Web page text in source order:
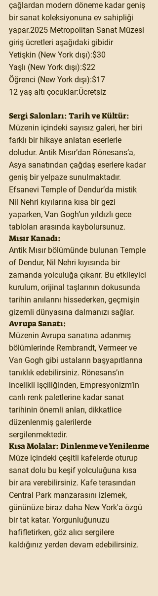
çağlardan modern döneme kadar geniş
bir sanat koleksiyonuna ev sahipliği
yapar.2025 Metropolitan Sanat Müzesi
giriş ücretleri aşağıdaki gibidir
Yetişkin (New York dışı):$30
Yaşlı (New York dışı):$22
Öğrenci (New York dışı):$17
12 yaş altı çocuklar:Ücretsiz
Sergi Salonları: Tarih ve Kültür:
Müzenin içindeki sayısız galeri, her biri
farklı bir hikaye anlatan eserlerle
doludur. Antik Mısır’dan Rönesans’a,
Asya sanatından çağdaş eserlere kadar
geniş bir yelpaze sunulmaktadır.
Efsanevi Temple of Dendur’da mistik
Nil Nehri kıyılarına kısa bir gezi
yaparken, Van Gogh’un yıldızlı gece
tabloları arasında kaybolursunuz.
Mısır Kanadı:
Antik Mısır bölümünde bulunan Temple
of Dendur, Nil Nehri kıyısında bir
zamanda yolculuğa çıkarır. Bu etkileyici
kurulum, orijinal taşlarının dokusunda
tarihin anılarını hissederken, geçmişin
gizemli dünyasına dalmanızı sağlar.
Avrupa Sanatı:
Müzenin Avrupa sanatına adanmış
bölümlerinde Rembrandt, Vermeer ve
Van Gogh gibi ustaların başyapıtlarına
tanıklık edebilirsiniz. Rönesans’ın
incelikli işçiliğinden, Empresyonizm’in
canlı renk paletlerine kadar sanat
tarihinin önemli anları, dikkatlice
düzenlenmiş galerilerde
sergilenmektedir.
Kısa Molalar: Dinlenme ve Yenilenme
Müze içindeki çeşitli kafelerde oturup
sanat dolu bu keşif yolculuğuna kısa
bir ara verebilirsiniz. Kafe terasından
Central Park manzarasını izlemek,
gününüze biraz daha New York'a özgü
bir tat katar. Yorgunluğunuzu
hafifletirken, göz alıcı sergilere
kaldığınız yerden devam edebilirsiniz.